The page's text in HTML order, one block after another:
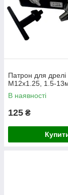
Патрон для
М12x1.25, 1.5-
В наявності
125 ₴